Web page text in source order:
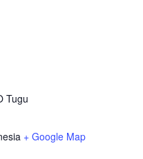
Tugu
+ Google Map